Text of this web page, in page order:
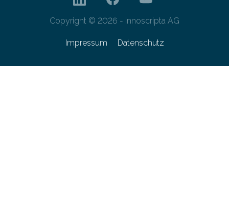
Copyright © 2026 - innoscripta AG
Impressum Datenschutz